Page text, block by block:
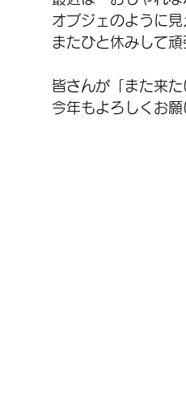
オブジェのように
またひと休みして
皆さんが「また来
今年もよろしくお